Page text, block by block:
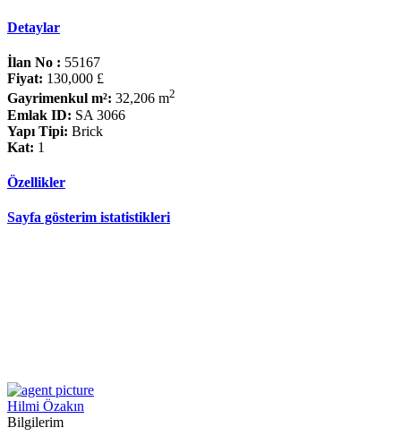
Detaylar
İlan No : 55167
Fiyat: 130,000 £
Gayrimenkul m²: 32,206 m2
Emlak ID: SA 3066
Yapı Tipi: Brick
Kat: 1
Özellikler
Sayfa gösterim istatistikleri
Hilmi Özakın
Bilgilerim